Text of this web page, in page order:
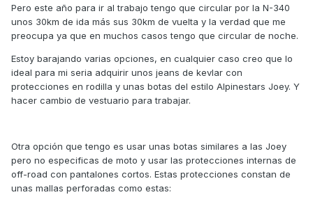
Pero este año para ir al trabajo tengo que circular por la N-340
unos 30km de ida más sus 30km de vuelta y la verdad que me
preocupa ya que en muchos casos tengo que circular de noche.
Estoy barajando varias opciones, en cualquier caso creo que lo
ideal para mi seria adquirir unos jeans de kevlar con
protecciones en rodilla y unas botas del estilo Alpinestars Joey. Y
hacer cambio de vestuario para trabajar.
Otra opción que tengo es usar unas botas similares a las Joey
pero no especificas de moto y usar las protecciones internas de
off-road con pantalones cortos. Estas protecciones constan de
unas mallas perforadas como estas: